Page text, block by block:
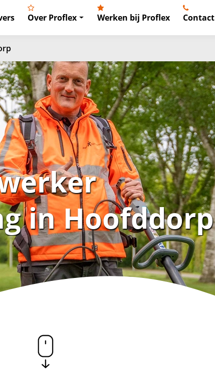
Over Proflex Werken bij Proflex Contact
in Hoofddorp